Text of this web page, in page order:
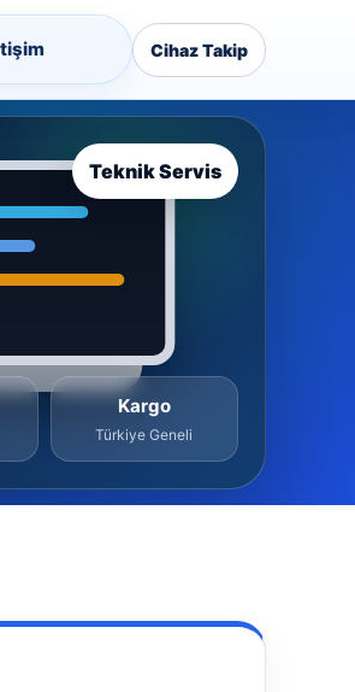
Cihaz Takip
Teknik Servis
Kargo
Türkiye Geneli